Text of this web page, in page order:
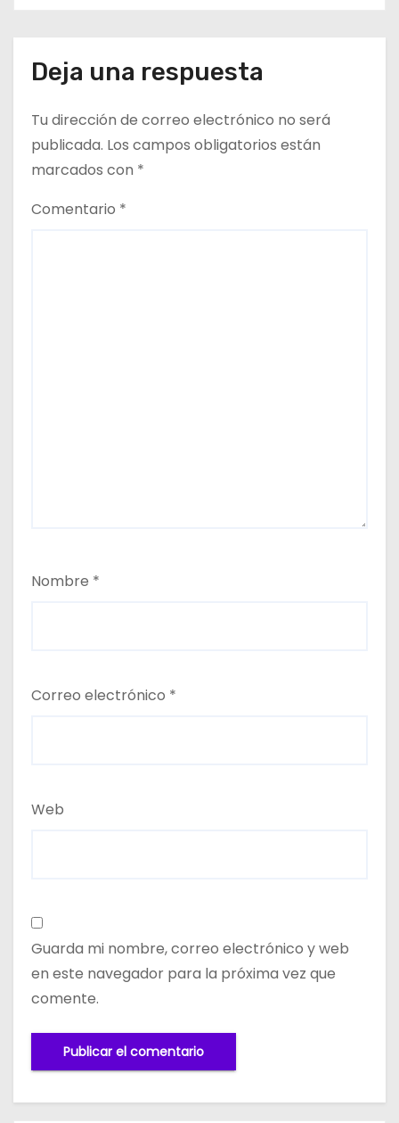
t
r
a
Deja una respuesta
Tu dirección de correo electrónico no será
publicada. Los campos obligatorios están
marcados con *
Comentario *
Nombre *
Correo electrónico *
Web
Guarda mi nombre, correo electrónico y web
en este navegador para la próxima vez que
comente.